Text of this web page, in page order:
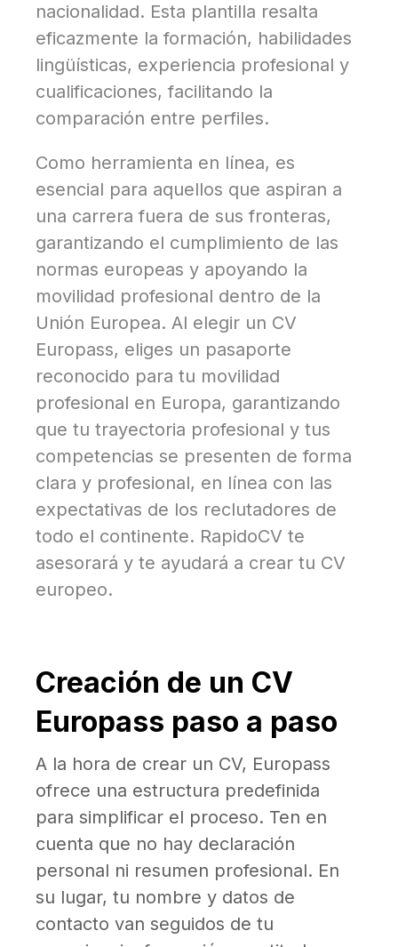
nacionalidad. Esta plantilla resalta
eficazmente la formación, habilidades
lingüísticas, experiencia profesional y
cualificaciones, facilitando la
comparación entre perfiles.
Como herramienta en línea, es
esencial para aquellos que aspiran a
una carrera fuera de sus fronteras,
garantizando el cumplimiento de las
normas europeas y apoyando la
movilidad profesional dentro de la
Unión Europea. Al elegir un CV
Europass, eliges un pasaporte
reconocido para tu movilidad
profesional en Europa, garantizando
que tu trayectoria profesional y tus
competencias se presenten de forma
clara y profesional, en línea con las
expectativas de los reclutadores de
todo el continente. RapidoCV te
asesorará y te ayudará a crear tu CV
europeo.
Creación de un CV
Europass paso a paso
A la hora de crear un CV, Europass
ofrece una estructura predefinida
para simplificar el proceso. Ten en
cuenta que no hay declaración
personal ni resumen profesional. En
su lugar, tu nombre y datos de
contacto van seguidos de tu